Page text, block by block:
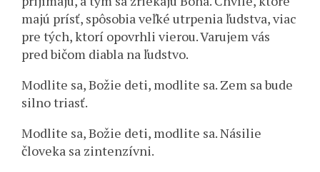
majú prísť, spôsobia veľké utrpenia ľudstva, viac
pre tých, ktorí opovrhli vierou. Varujem vás
pred bičom diabla na ľudstvo.
Modlite sa, Božie deti, modlite sa. Zem sa bude
silno triasť.
Modlite sa, Božie deti, modlite sa. Násilie
človeka sa zintenzívni.